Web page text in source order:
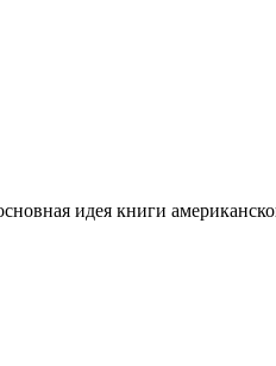
идея книги